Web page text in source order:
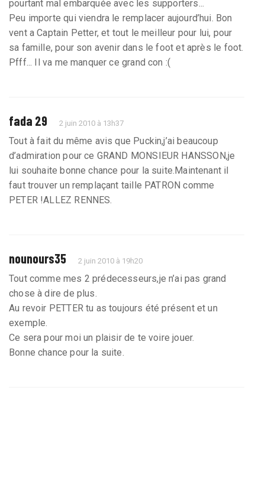
pourtant mal embarquée avec les supporters...
Peu importe qui viendra le remplacer aujourd’hui. Bon
vent a Captain Petter, et tout le meilleur pour lui, pour
sa famille, pour son avenir dans le foot et après le foot.
Pfff... Il va me manquer ce grand con :(
fada 29 2 juin 2010 à 13h37
Tout à fait du même avis que Puckin,j’ai beaucoup
d’admiration pour ce GRAND MONSIEUR HANSSON,je
lui souhaite bonne chance pour la suite.Maintenant il
faut trouver un remplaçant taille PATRON comme
PETER !ALLEZ RENNES.
nounours35 2 juin 2010 à 19h20
Tout comme mes 2 prédecesseurs,je n’ai pas grand
chose à dire de plus.
Au revoir PETTER tu as toujours été présent et un
exemple.
Ce sera pour moi un plaisir de te voire jouer.
Bonne chance pour la suite.